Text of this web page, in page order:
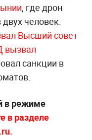
, где дрон
человек.
Высший совет
санкции в
в режиме
в разделе